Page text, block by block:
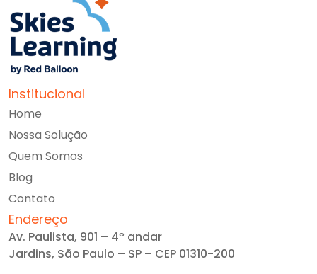
Institucional
Home
Nossa Solução
Quem Somos
Blog
Contato
Endereço
Av. Paulista, 901 – 4º andar
Jardins, São Paulo – SP – CEP 01310-200